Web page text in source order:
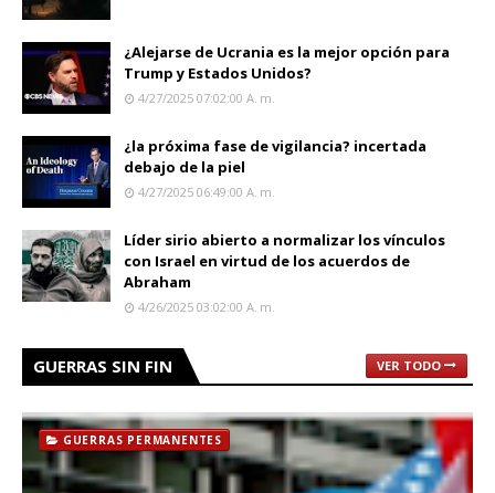
¿Alejarse de Ucrania es la mejor opción para
Trump y Estados Unidos?
4/27/2025 07:02:00 A. M.
¿la próxima fase de vigilancia? incertada
debajo de la piel
4/27/2025 06:49:00 A. M.
Líder sirio abierto a normalizar los vínculos
con Israel en virtud de los acuerdos de
Abraham
4/26/2025 03:02:00 A. M.
GUERRAS SIN FIN VER TODO
GUERRAS PERMANENTES